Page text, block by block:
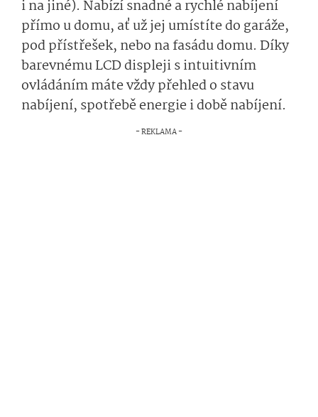
i na jiné). Nabízí snadné a rychlé nabíjení
přímo u domu, ať už jej umístíte do garáže,
pod přístřešek, nebo na fasádu domu. Díky
barevnému LCD displeji s intuitivním
ovládáním máte vždy přehled o stavu
nabíjení, spotřebě energie i době nabíjení.